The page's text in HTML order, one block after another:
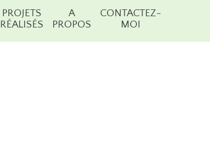
PROJETS
RÉALISÉS
A
PROPOS
CONTACTEZ-
MOI